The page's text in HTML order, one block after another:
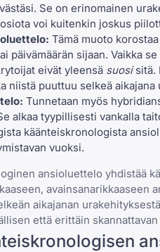
Se on erinomainen
voi kuitenkin joskus
Tämä muoto
päivämäärän sijaan. Vaikka
eivät yleensä suosisitä.
niistä puuttuu selkeä
Tunnetaan myös
alkaa tyypillisesti vankalla
käänteiskronologista
vuoksi.
ansioluettelo yhdistää
aikajanan
että erittäin